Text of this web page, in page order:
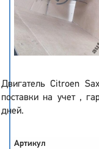
Двигатель Citroen
поставки на учет ,
дней.
Артикул